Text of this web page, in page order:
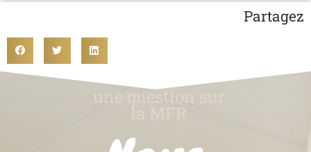
Partagez
une question sur